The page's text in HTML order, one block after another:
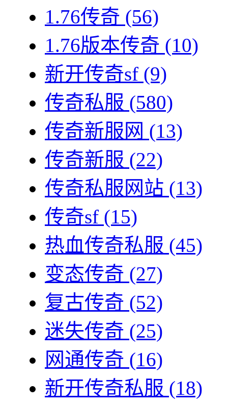
1.76传奇 (56)
1.76版本传奇 (10)
新开传奇sf (9)
传奇私服 (580)
传奇新服网 (13)
传奇新服 (22)
传奇私服网站 (13)
传奇sf (15)
热血传奇私服 (45)
变态传奇 (27)
复古传奇 (52)
迷失传奇 (25)
网通传奇 (16)
新开传奇私服 (18)